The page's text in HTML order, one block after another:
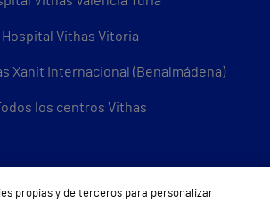
Hospital Vithas Vitoria
Xanit Internacional (Benalmádena)
los centros Vithas
Sobre Vithas
propias y de terceros para personalizar